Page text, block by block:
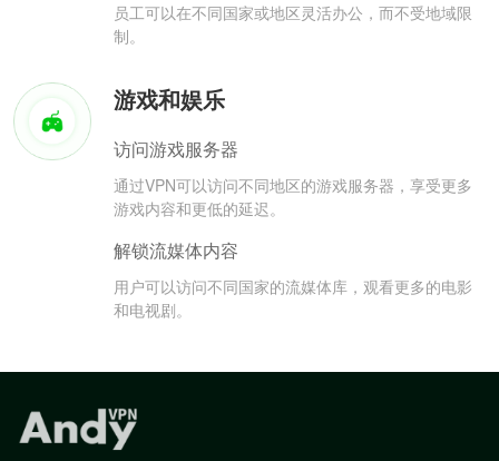
员工可以在不同国家或地区灵活办公，而不受地域限
制。
游戏和娱乐
访问游戏服务器
通过VPN可以访问不同地区的游戏服务器，享受更多
游戏内容和更低的延迟。
解锁流媒体内容
用户可以访问不同国家的流媒体库，观看更多的电影
和电视剧。